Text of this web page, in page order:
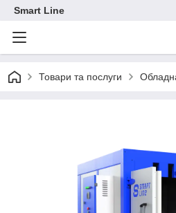
Smart Line
Товари та послуги